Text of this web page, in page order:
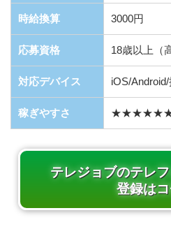
時給換算 3000円
応募資格 18歳以上（
対応デバイス iOS/
稼ぎやすさ
テレジョブのテレ
登録は